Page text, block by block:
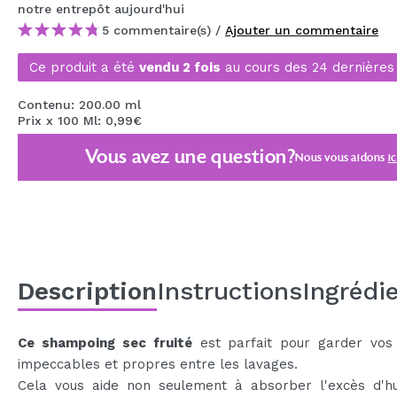
MAQUIFARMA
KOREA ZONE
TRAVEL SIZE
NATURE
OFFRES
BIENTÔT DISPONIBLE
notre entrepôt aujourd'hui
5 commentaire(s) / Ajouter un commentaire
Ce produit a été vendu 2 fois au cours des 24
Contenu: 200.00 ml
Prix x 100 Ml: 0,99€
Vous avez une question?Nous vous aidons
DescriptionInstructions
Ce shampoing sec fruitéest parfait pour garder vos
impeccables et propres entre les lavages.
Cela vous aide non seulement à absorber l'excès